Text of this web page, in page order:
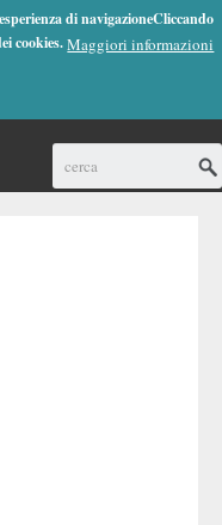
di navigazioneCliccando
cookies.Maggiori informazioni
(0)